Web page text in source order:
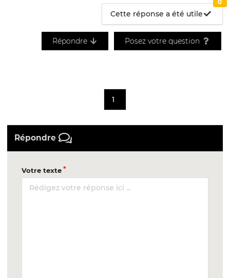
Cette réponse a été utile
0
Répondre Posez votre question
1
Répondre
Votre texte